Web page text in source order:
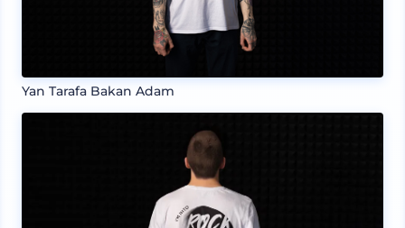
Yan Tarafa Bakan Adam